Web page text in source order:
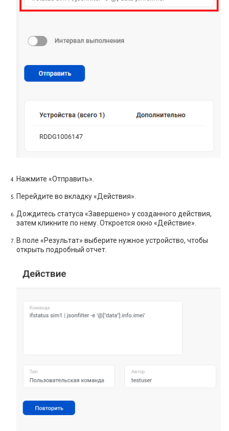
Нажмите «Отправить».
Перейдите во вкладку «Действия».
Дождитесь статуса «Завершено» у созданного действия,
затем кликните по нему. Откроется окно «Действие».
В поле «Результат» выберите нужное устройство, чтобы
открыть подробный отчет.